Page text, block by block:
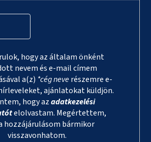
hogy az általam önként
nevem és e-mail címem
a(z) *cég neverészemre e-
ajánlatokat küldjön.
hogy azadatkezelési
elolvastam. Megértettem,
hozzájárulásom bármikor
visszavonhatom.